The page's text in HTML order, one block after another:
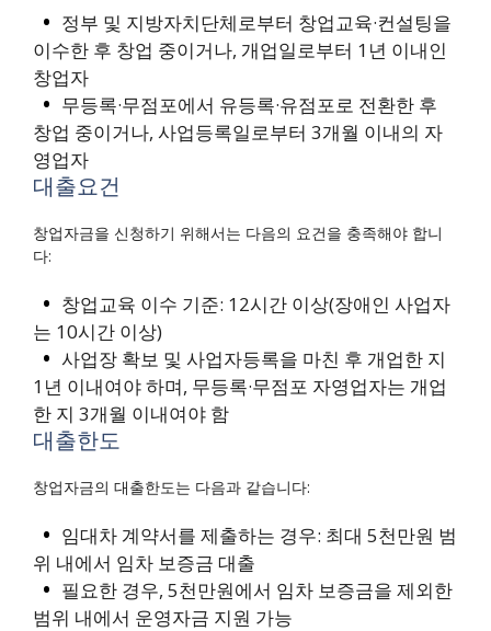
정부 및 지방자치단체로부터 창업교육·컨설팅을
이수한 후 창업 중이거나, 개업일로부터 1년 이내인
창업자
무등록·무점포에서 유등록·유점포로 전환한 후
창업 중이거나, 사업등록일로부터 3개월 이내의 자
영업자
대출요건
창업자금을 신청하기 위해서는 다음의 요건을 충족해야 합니
다:
창업교육 이수 기준: 12시간 이상(장애인 사업자
는 10시간 이상)
사업장 확보 및 사업자등록을 마친 후 개업한 지
1년 이내여야 하며, 무등록·무점포 자영업자는 개업
한 지 3개월 이내여야 함
대출한도
창업자금의 대출한도는 다음과 같습니다:
임대차 계약서를 제출하는 경우: 최대 5천만원 범
위 내에서 임차 보증금 대출
필요한 경우, 5천만원에서 임차 보증금을 제외한
범위 내에서 운영자금 지원 가능